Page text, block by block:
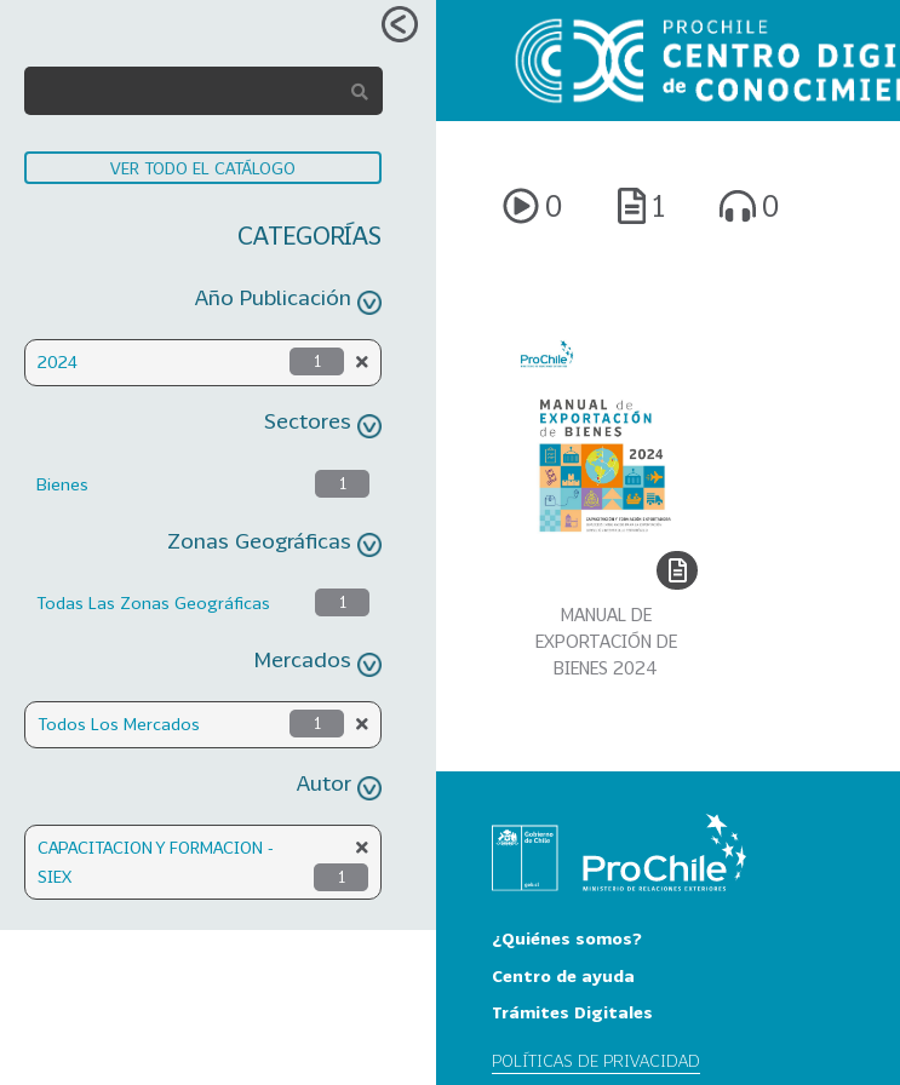
VER TODO EL CATÁLOGO
CATEGORÍAS
Año Publicación
2024 1
Sectores
Bienes 1
Zonas Geográficas
Todas Las Zonas Geográficas 1
Mercados
Todos Los Mercados 1
Autor
CAPACITACION Y FORMACION -
SIEX
1
0 1 0
MANUAL DE
EXPORTACIÓN DE
BIENES 2024
¿Quiénes somos?
Centro de ayuda
Trámites Digitales
POLÍTICAS DE PRIVACIDAD